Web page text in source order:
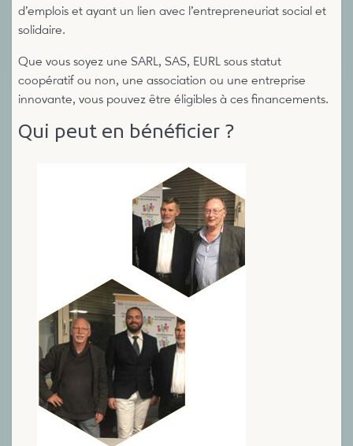
d’emplois et ayant un lien avec l’entrepreneuriat social et
solidaire.
Que vous soyez une SARL, SAS, EURL sous statut
coopératif ou non, une association ou une entreprise
innovante, vous pouvez être éligibles à ces financements.
Qui peut en bénéficier ?